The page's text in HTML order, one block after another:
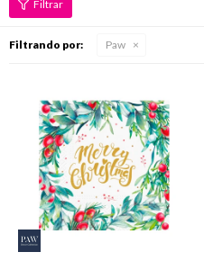
Filtrando por: Paw